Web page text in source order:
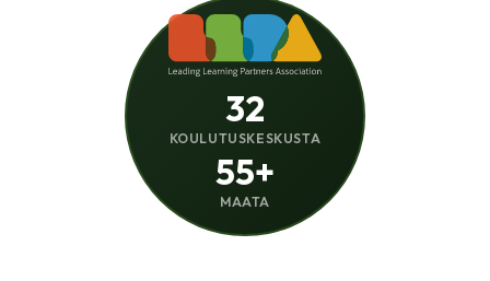
32
KOULUTUSKESKUSTA
55+
MAATA